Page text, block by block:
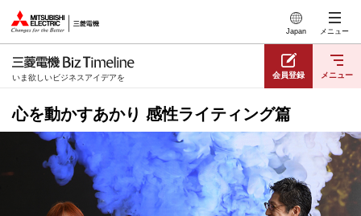
Japan メニュー
いま欲しいビジネスアイデアを 会員登録 メニュー
心を動かすあかり 感性ライティング篇